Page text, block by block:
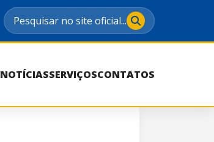
Pesquisar no site oficial...
NOTÍCIASSERVIÇOSCONTATOS